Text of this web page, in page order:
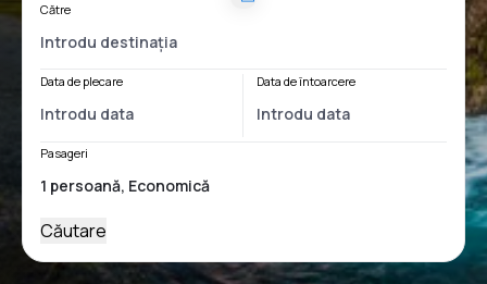
Către
Data de plecare Data de întoarcere
Pasageri
Căutare